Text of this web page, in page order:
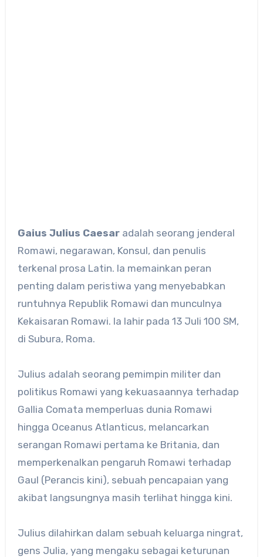
Gaius Julius Caesaradalah seorang jenderal
Romawi, negarawan, Konsul, dan penulis
terkenal prosa Latin. Ia memainkan peran
penting dalam peristiwa yang menyebabkan
runtuhnya Republik Romawi dan munculnya
Kekaisaran Romawi. Ia lahir pada 13 Juli 100 SM,
di Subura, Roma.
Julius adalah seorang pemimpin militer dan
politikus Romawi yang kekuasaannya terhadap
Gallia Comata memperluas dunia Romawi
hingga Oceanus Atlanticus, melancarkan
serangan Romawi pertama ke Britania, dan
memperkenalkan pengaruh Romawi terhadap
Gaul (Perancis kini), sebuah pencapaian yang
akibat langsungnya masih terlihat hingga kini.
Julius dilahirkan dalam sebuah keluarga ningrat,
gens Julia, yang mengaku sebagai keturunan